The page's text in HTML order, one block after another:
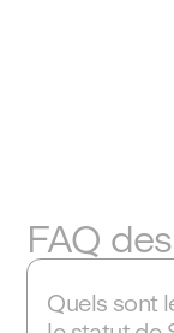
FAQ des
Quels sont